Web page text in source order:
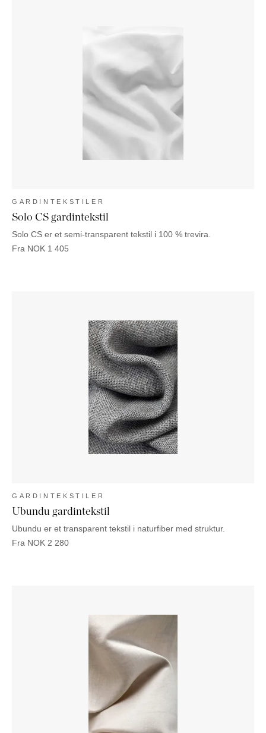
GARDINTEKSTILER
Solo CS gardintekstil
Solo CS er et semi-transparent tekstil i 100 % trevira.
Fra NOK 1 405
GARDINTEKSTILER
Ubundu gardintekstil
Ubundu er et transparent tekstil i naturfiber med struktur.
Fra NOK 2 280